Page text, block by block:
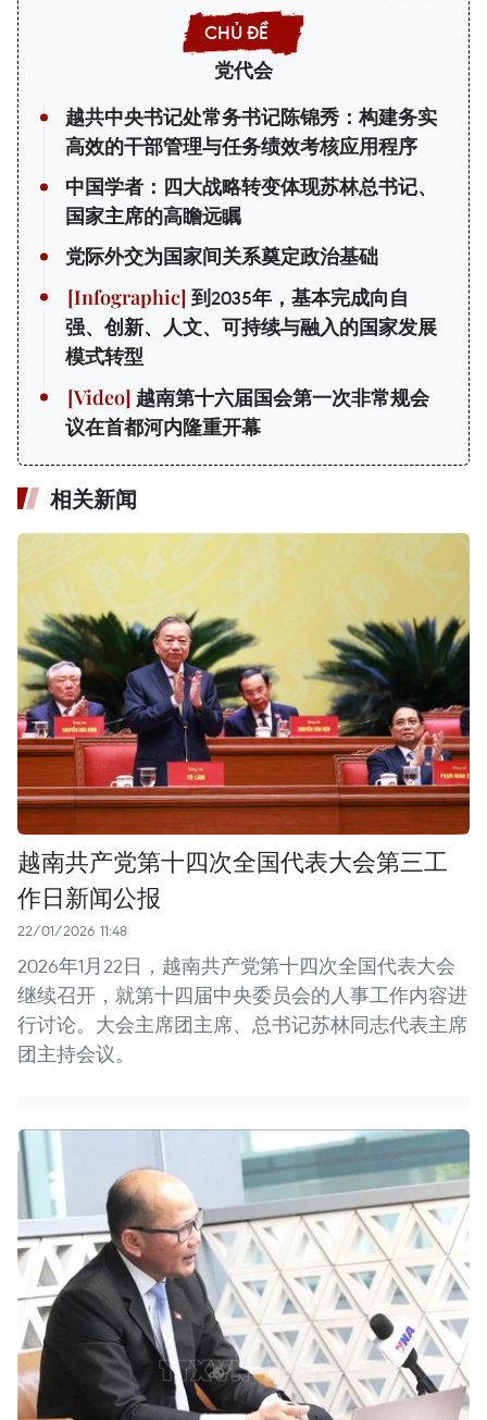
党代会
越共中央书记处常务书记陈锦秀：构建务实
高效的干部管理与任务绩效考核应用程序
中国学者：四大战略转变体现苏林总书记、
国家主席的高瞻远瞩
党际外交为国家间关系奠定政治基础
到2035年，基本完成向自
强、创新、人文、可持续与融入的国家发展
模式转型
越南第十六届国会第一次非常规会
议在首都河内隆重开幕
相关新闻
越南共产党第十四次全国代表大会第三工
作日新闻公报
22/01/2026 11:48
2026年1月22日，越南共产党第十四次全国代表大会
继续召开，就第十四届中央委员会的人事工作内容进
行讨论。大会主席团主席、总书记苏林同志代表主席
团主持会议。